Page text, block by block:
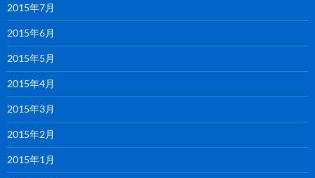
2015年7月
2015年6月
2015年5月
2015年4月
2015年3月
2015年2月
2015年1月